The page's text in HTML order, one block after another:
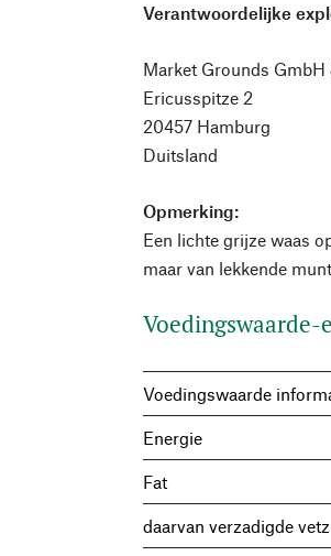
Verantwoordelijke
Market Grounds GmbH
Ericusspitze 2
20457 Hamburg
Duitsland
Opmerking:
Een lichte grijze waas
maar van lekkende
Voedingswaarde
Energie
Fat
daarvan verzadigde